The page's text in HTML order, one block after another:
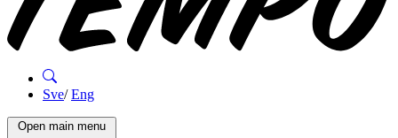
Sve/Eng
Open main menu